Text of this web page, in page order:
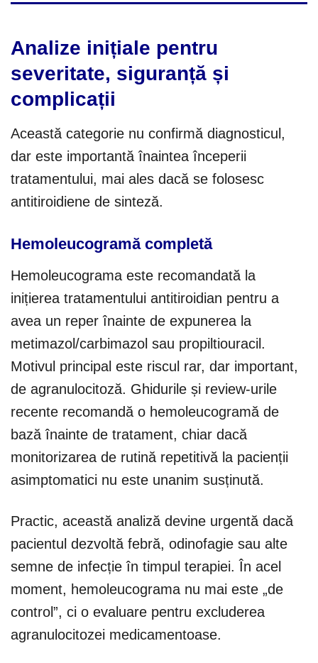
Analize inițiale pentru
severitate, siguranță și
complicații
Această categorie nu confirmă diagnosticul,
dar este importantă înaintea începerii
tratamentului, mai ales dacă se folosesc
antitiroidiene de sinteză.
Hemoleucogramă completă
Hemoleucograma este recomandată la
inițierea tratamentului antitiroidian pentru a
avea un reper înainte de expunerea la
metimazol/carbimazol sau propiltiouracil.
Motivul principal este riscul rar, dar important,
de agranulocitoză. Ghidurile și review-urile
recente recomandă o hemoleucogramă de
bază înainte de tratament, chiar dacă
monitorizarea de rutină repetitivă la pacienții
asimptomatici nu este unanim susținută.
Practic, această analiză devine urgentă dacă
pacientul dezvoltă febră, odinofagie sau alte
semne de infecție în timpul terapiei. În acel
moment, hemoleucograma nu mai este „de
control”, ci o evaluare pentru excluderea
agranulocitozei medicamentoase.